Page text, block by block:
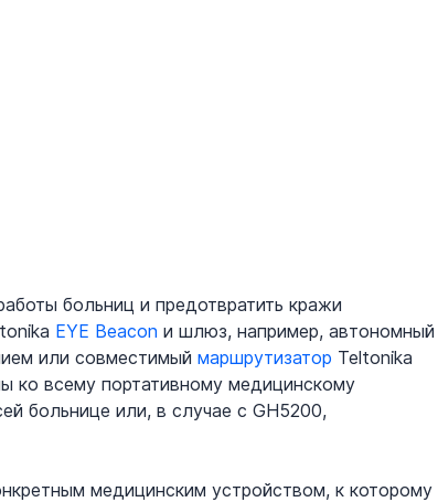
больниц и предотвратить кражи
EYE Beacon и шлюз, например, автономный
или совместимый маршрутизатор Teltonika
ко всему портативному медицинскому
больнице или, в случае c GH5200,
медицинским устройством, к которому